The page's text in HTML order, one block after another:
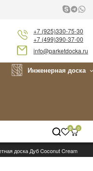
+7 (925)330-75-30
+7 (499)390-37-00
info@parketdocka.ru
Инженерная доска
0 0
доска Дуб Coconut Cream